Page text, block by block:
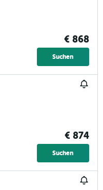
€ 868
Suchen
€ 874
Suchen